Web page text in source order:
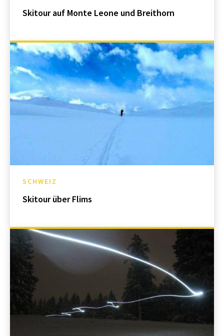
Skitour auf Monte Leone und Breithorn
SCHWEIZ
Skitour über Flims